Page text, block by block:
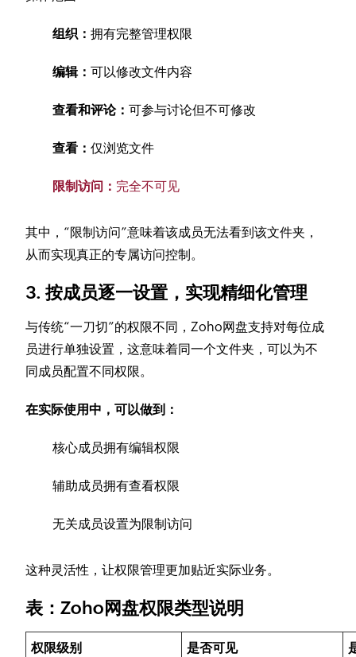
组织：拥有完整管理权限
编辑：可以修改文件内容
查看和评论：可参与讨论但不可修改
查看：仅浏览文件
限制访问： 完全不可见
其中，“限制访问”意味着该成员无法看到该文件夹，
从而实现真正的专属访问控制。
3. 按成员逐一设置，实现精细化管理
与传统“一刀切”的权限不同，Zoho网盘支持对每位成
员进行单独设置，这意味着同一个文件夹，可以为不
同成员配置不同权限。
在实际使用中，可以做到：
核心成员拥有编辑权限
辅助成员拥有查看权限
无关成员设置为限制访问
这种灵活性，让权限管理更加贴近实际业务。
表：Zoho网盘权限类型说明
权限级别 是否可见